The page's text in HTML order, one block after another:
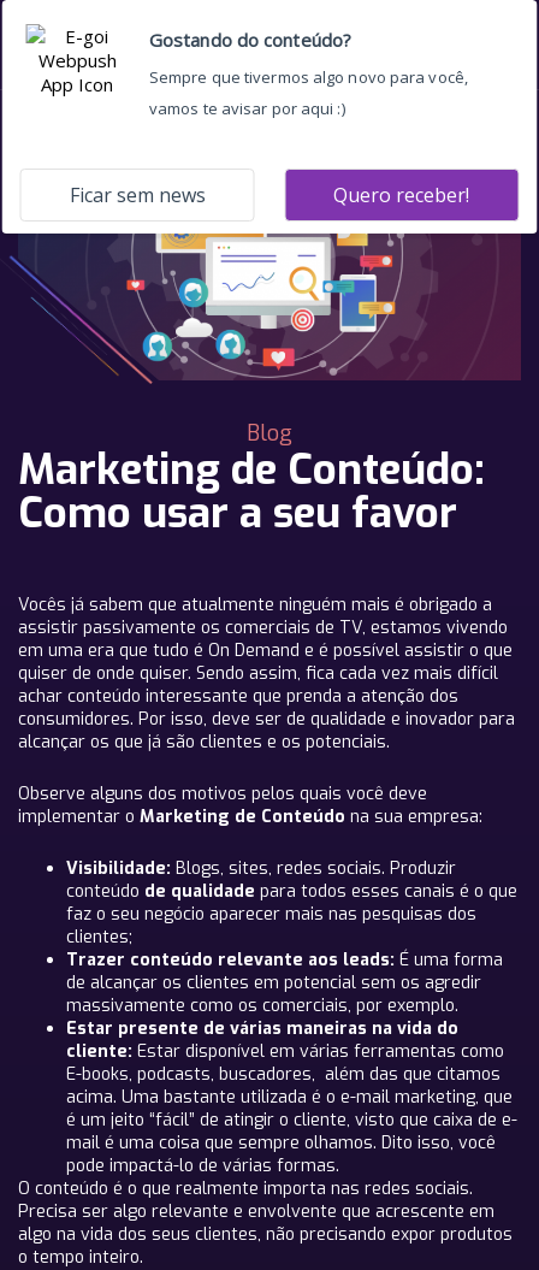
Blog
Marketing de Conteúdo:
Como usar a seu favor
Vocês já sabem que atualmente ninguém mais é obrigado a
assistir passivamente os comerciais de TV, estamos vivendo
em uma era que tudo é On Demand e é possível assistir o que
quiser de onde quiser. Sendo assim, fica cada vez mais difícil
achar conteúdo interessante que prenda a atenção dos
consumidores. Por isso, deve ser de qualidade e inovador para
alcançar os que já são clientes e os potenciais.
Observe alguns dos motivos pelos quais você deve
implementar o Marketing de Conteúdo na sua empresa:
Visibilidade: Blogs, sites, redes sociais. Produzir
conteúdo de qualidade para todos esses canais é o que
faz o seu negócio aparecer mais nas pesquisas dos
clientes;
Trazer conteúdo relevante aos leads: É uma forma
de alcançar os clientes em potencial sem os agredir
massivamente como os comerciais, por exemplo.
Estar presente de várias maneiras na vida do
cliente: Estar disponível em várias ferramentas como
E-books, podcasts, buscadores, além das que citamos
acima. Uma bastante utilizada é o e-mail marketing, que
é um jeito “fácil” de atingir o cliente, visto que caixa de e-
mail é uma coisa que sempre olhamos. Dito isso, você
pode impactá-lo de várias formas.
O conteúdo é o que realmente importa nas redes sociais.
Precisa ser algo relevante e envolvente que acrescente em
algo na vida dos seus clientes, não precisando expor produtos
o tempo inteiro.